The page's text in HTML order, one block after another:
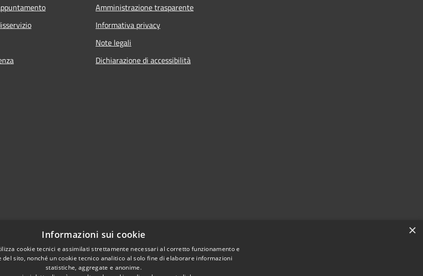
Amministrazione trasparente
Informativa privacy
Note legali
Dichiarazione di accessibilità
×
Informazioni sui cookie
cookie tecnici e assimilati strettamente necessari al corretto funzionamento e
del sito, nonché un cookie tecnico analitico al solo fine di elaborare informazioni
statistiche, aggregate e anonime.